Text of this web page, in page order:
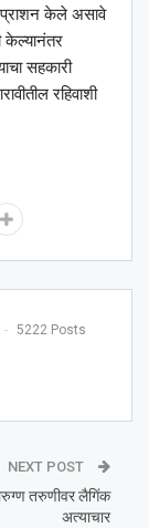
केले असावे
केल्यानंतर
सहकारी
रहिवाशी
5222 Posts
NEXT POST
तरुणीवर लैगिंक
अत्याचार